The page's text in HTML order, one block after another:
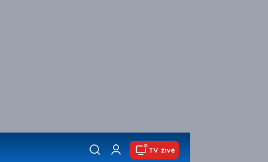
TV živě